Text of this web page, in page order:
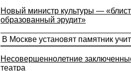
Новый министр культуры —
образованный эрудит»
В Москве установят памятник
Несовершеннолетние
театра